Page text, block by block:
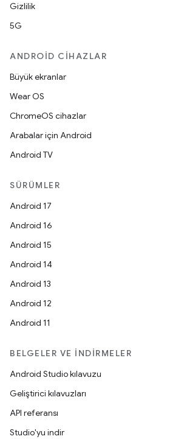
Gizlilik
5G
ANDROID CIHAZLAR
Büyük ekranlar
Wear OS
ChromeOS cihazlar
Arabalar için Android
Android TV
SÜRÜMLER
Android 17
Android 16
Android 15
Android 14
Android 13
Android 12
Android 11
BELGELER VE İNDIRMELER
Android Studio kılavuzu
Geliştirici kılavuzları
API referansı
Studio'yu indir